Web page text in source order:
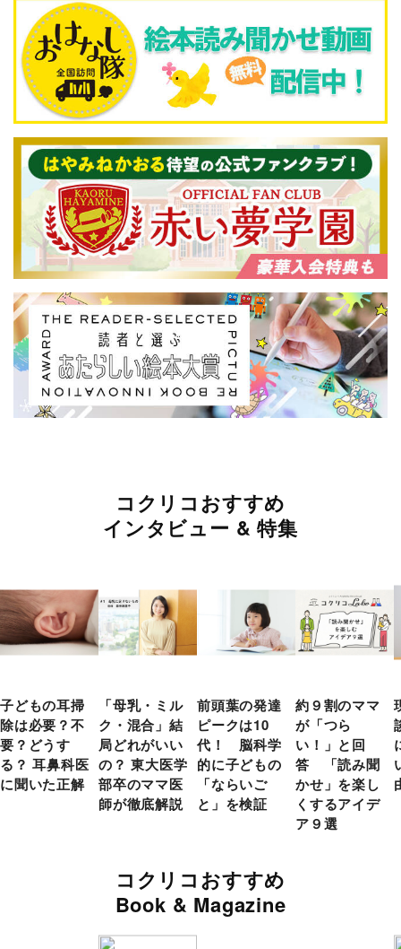
コクリコおすすめ
インタビュー & 特集
子どもの耳掃
除は必要？不
要？どうす
る？ 耳鼻科医
に聞いた正解
「母乳・ミル
ク・混合」結
局どれがいい
の？ 東大医学
部卒のママ医
師が徹底解説
前頭葉の発達
ピークは10
代！ 脳科学
的に子どもの
「ならいご
と」を検証
約９割のママ
が「つら
い！」と回
答 「読み聞
かせ」を楽し
くするアイデ
ア９選
コクリコおすすめ
Book & Magazine